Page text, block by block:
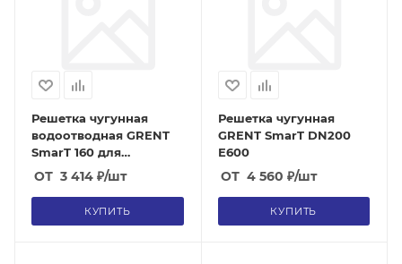
Решетка чугунная
водоотводная GRENT
SmarT 160 для
бетонных лотков
(класс E600)
ОТ 3 414 ₽/шт
КУПИТЬ
Решетка чугунная
GRENT SmarT DN200
Е600
ОТ 4 560 ₽/шт
КУПИТЬ